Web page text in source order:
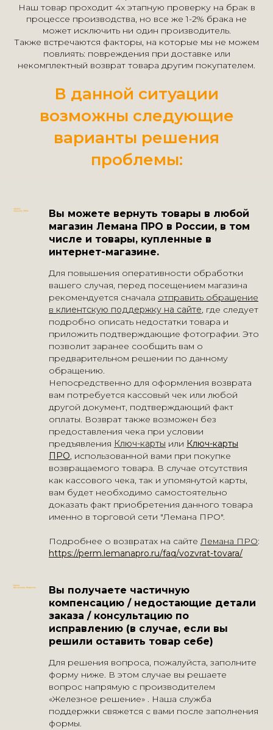
Наш товар проходит 4х этапную проверку на брак в
процессе производства, но все же 1-2% брака не
может исключить ни один производитель.
Также встречаются факторы, на которые мы не можем
повлиять: повреждения при доставке или
некомплектный возврат товара другим покупателем.
В данной ситуации
возможны следующие
варианты решения
проблемы:
Вы можете вернуть товары в любой
магазин Лемана ПРО в России, в том
числе и товары, купленные в
интернет-магазине.
Для повышения оперативности обработки
вашего случая, перед посещением магазина
рекомендуется сначала отправить обращение
в клиентскую поддержку на сайте, где следует
подробно описать недостатки товара и
приложить подтверждающие фотографии. Это
позволит заранее сообщить вам о
предварительном решении по данному
обращению.
Непосредственно для оформления возврата
вам потребуется кассовый чек или любой
другой документ, подтверждающий факт
оплаты. Возврат также возможен без
предоставления чека при условии
предъявления Ключ-карты или Ключ-карты
ПРО, использованной вами при покупке
возвращаемого товара. В случае отсутствия
как кассового чека, так и упомянутой карты,
вам будет необходимо самостоятельно
доказать факт приобретения данного товара
именно в торговой сети "Лемана ПРО".
Подробнее о возвратах на сайтеЛемана ПРО:
https://perm.lemanapro.ru/faq/vozvrat-tovara/
Вы получаете частичную
компенсацию / недостающие детали
заказа / консультацию по
исправлению (в случае, если вы
решили оставить товар себе)
Для решения вопроса, пожалуйста, заполните
форму ниже. В этом случае вы решаете
вопрос напрямую с производителем
«Железное решение» . Наша служба
поддержки свяжется с вами после заполнения
формы.